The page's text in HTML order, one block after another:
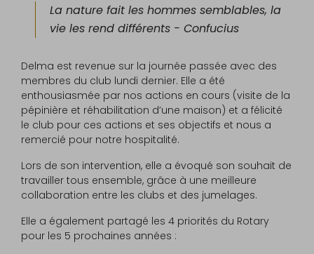
La nature fait les hommes semblables, la
vie les rend différents - Confucius
Delma est revenue sur la journée passée avec des
membres du club lundi dernier. Elle a été
enthousiasmée par nos actions en cours (visite de la
pépinière et réhabilitation d’une maison) et a félicité
le club pour ces actions et ses objectifs et nous a
remercié pour notre hospitalité.
Lors de son intervention, elle a évoqué son souhait de
travailler tous ensemble, grâce à une meilleure
collaboration entre les clubs et des jumelages.
Elle a également partagé les 4 priorités du Rotary
pour les 5 prochaines années :